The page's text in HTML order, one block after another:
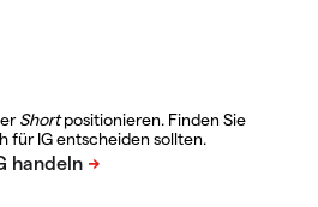
Shortpositionieren. Finden Sie
für IG entscheiden sollten.